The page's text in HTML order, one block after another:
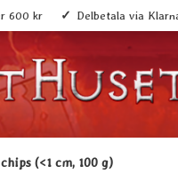
600 kr Delbetala via
(<1 cm, 100 g)